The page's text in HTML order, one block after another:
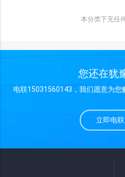
本分类下无任
您还在犹
电联15031560143，我们愿意为您
立即电联